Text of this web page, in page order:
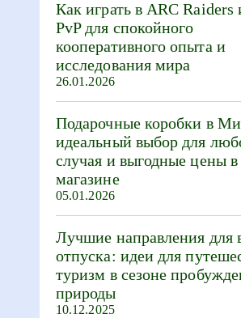
Как играть в ARC Raiders
PvP для спокойного
кооперативного опыта и
исследования мира
26.01.2026
Подарочные коробки в
идеальный выбор для
случая и выгодные цены
магазине
05.01.2026
Лучшие направления для
отпуска: идеи для
туризм в сезоне
природы
10.12.2025